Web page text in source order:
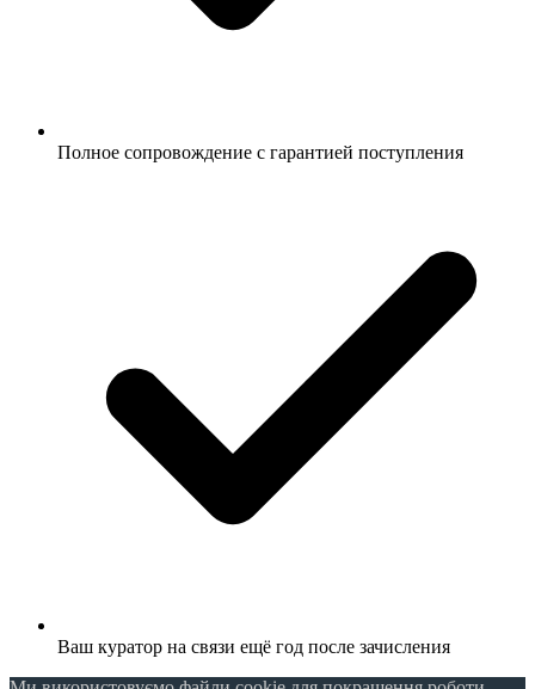
Полное сопровождение с гарантией поступления
Ваш куратор на связи ещё год после зачисления